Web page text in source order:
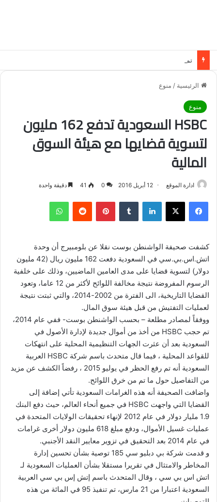
تمويل في مدينة الطائف: حلول مالية مرنة تناسب الجمي
الرئيسية / منوع
منوع
HSBC السعودية تدفع 162 مليون
لتسوية قضايها مع هيئة السوق
المالية
ادارة الموقع 12 أبريل 2016 0
41 دقيقة واحدة
فيسبوك لينكدإن بينتيريست
كشفت صحيفة الواشنطن بوست نقلا عن بلومبيرج أن وحدة
اتش.اس.بي.سي في السعودية دفعت 162 مليون ريال (42 مليون
دولار) لتسوية قضايا على مدى العامين الماضيين، وذلك على خلفية
الرسوم المفروضة نتيجة مخالفة اللوائح لأكثر من 12 عاما، وتعود
القضايا التاريخية، الى الفترة من 2002-2014، والتي ثبتت نتيجة
لعمليات التفتيش من قبل هيئة سوق المال.
ووفقاً لمصادر مطلعة – بحسب الواشنطن بوست- ففي عام 2014،
تم حجب HSBC من أخذ من أموال جديدة لإدارة الأصول في
السعودية بعد أن عثرت الجهات التنظيمية المحلية على انتهكات
للقواعد المحلية ، فيما قال متحدث باسم شركة HSBC العربية
السعودية أنه تم رفع الحظر في يوليو 2015 ، رفضاً الكشف عن مزيد
من التفاصيل حول ما تم من خرق اللوائح.
واضافت الصحيفة أنه هذه الغرامات السعودية تأتي إضافة إلى
القضايا التي واجهت HSBC في جميع أنحاء العالم، حيث دفع البنك
1.9 مليار دولار في عام 2012 لإنهاء تحقيقات الولايات المتحدة في
عمليات غسيل الأموال، ودفع مبلغ 618 مليون دولار أخرى غرامات
في عام 2014 بعد التحقيق في تزوير معايير النقد الأجنبي.
و قدمت شركة بي دبليو سي 185 توصية بشأن تحسين إدارة
المخاطر والامتثال في تقريرا مستقلا بشأن العمليات السعودية لـ
اتش اس بي سي ، وقال المتحدث باسم إتش إس بي سي العربية
السعودية اعتبارا من 21 مارس، تم تنفيذ 95 في المائة من هذه